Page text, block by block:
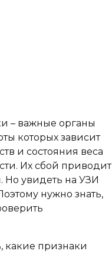
– важные органы
которых зависит
и состояния веса
Их сбой приводит
Но увидеть на УЗИ
нужно знать,
какие признаки